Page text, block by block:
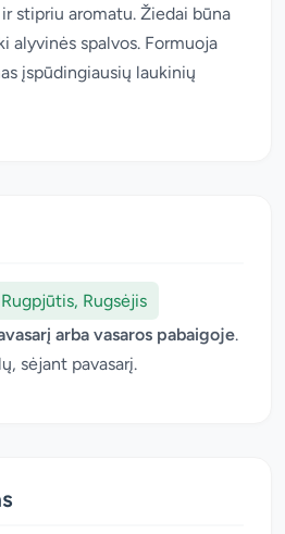
stipriu aromatu. Žiedai būna
alyvinės spalvos. Formuoja
įspūdingiausių laukinių
Rugsėjis
arba vasaros pabaigoje.
sėjant pavasarį.